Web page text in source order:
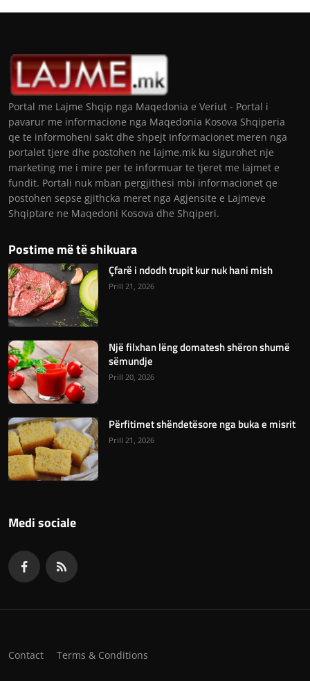
Portal me Lajme Shqip nga Maqedonia e Veriut - Portal i
pavarur me informacione nga Maqedonia Kosova Shqiperia
qe te informoheni sakt dhe shpejt Informacionet meren nga
portalet tjere dhe postohen ne lajme.mk ku sigurohet nje
marketing me i mire per te informuar te tjeret me lajmet e
fundit. Portali nuk mban pergjithesi mbi informacionet qe
postohen sepse gjithcka meret nga Agjensite e Lajmeve
Shqiptare ne Maqedoni Kosova dhe Shqiperi.
Postime më të shikuara
Çfarë i ndodh trupit kur nuk hani mish
Prill 21, 2026
Një filxhan lëng domatesh shëron shumë
sëmundje
Prill 20, 2026
Përfitimet shëndetësore nga buka e misrit
Prill 21, 2026
Medi sociale
Contact Terms & Conditions